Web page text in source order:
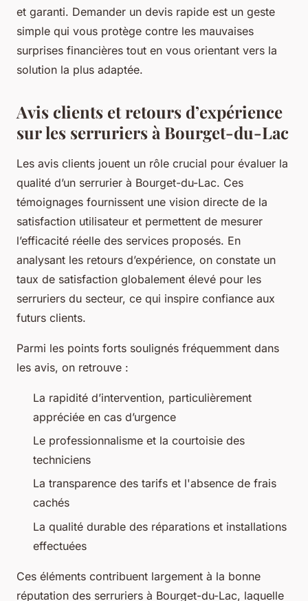
et garanti. Demander un devis rapide est un geste
simple qui vous protège contre les mauvaises
surprises financières tout en vous orientant vers la
solution la plus adaptée.
Avis clients et retours d’expérience
sur les serruriers à Bourget-du-Lac
Les avis clients jouent un rôle crucial pour évaluer la
qualité d’un serrurier à Bourget-du-Lac. Ces
témoignages fournissent une vision directe de la
satisfaction utilisateur et permettent de mesurer
l’efficacité réelle des services proposés. En
analysant les retours d’expérience, on constate un
taux de satisfaction globalement élevé pour les
serruriers du secteur, ce qui inspire confiance aux
futurs clients.
Parmi les points forts soulignés fréquemment dans
les avis, on retrouve :
La rapidité d’intervention, particulièrement
appréciée en cas d’urgence
Le professionnalisme et la courtoisie des
techniciens
La transparence des tarifs et l'absence de frais
cachés
La qualité durable des réparations et installations
effectuées
Ces éléments contribuent largement à la bonne
réputation des serruriers à Bourget-du-Lac, laquelle